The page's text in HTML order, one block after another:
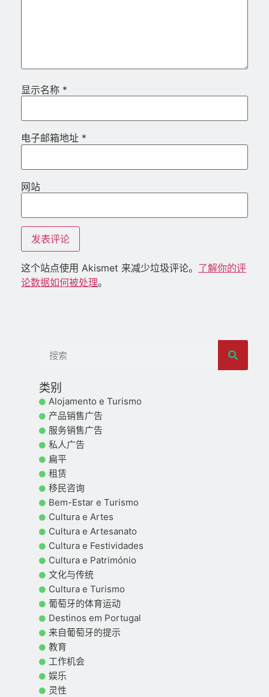
显示名称 *
电子邮箱地址 *
网站
这个站点使用 Akismet 来减少垃圾评论。 了解你的评
论数据如何被处理。
类别
Alojamento e Turismo
产品销售广告
服务销售广告
私人广告
扁平
租赁
移民咨询
Bem-Estar e Turismo
Cultura e Artes
Cultura e Artesanato
Cultura e Festividades
Cultura e Património
文化与传统
Cultura e Turismo
葡萄牙的体育运动
Destinos em Portugal
来自葡萄牙的提示
教育
工作机会
娱乐
灵性